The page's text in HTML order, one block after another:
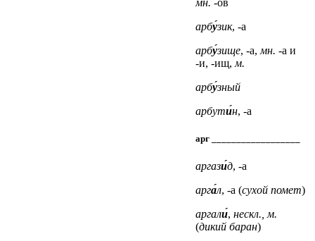
арбу́зик, -а
арбу́зище, -а, мн. -а и
-и, -ищ, м.
арбу́зный
арбути́н, -а
арг __________________
аргази́д, -а
арга́л, -а (сухой помет)
аргали́, нескл., м.
(дикий баран)